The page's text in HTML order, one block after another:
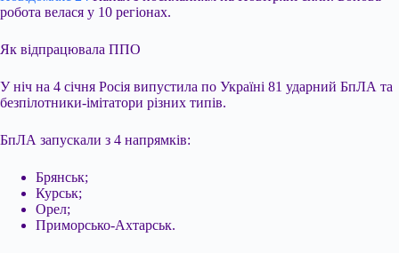
робота велася у 10 регіонах.
Як відпрацювала ППО
У ніч на 4 січня Росія випустила по Україні 81 ударний БпЛА та
безпілотники-імітатори різних типів.
БпЛА запускали з 4 напрямків:
Брянськ;
Курськ;
Орел;
Приморсько-Ахтарськ.